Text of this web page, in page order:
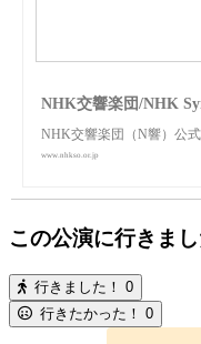
NHK交響楽団/NHK
NHK交響楽団（N響）公
www.nhkso.or.jp
この公演に行きま
行きました！ 0
行きたかった！ 0